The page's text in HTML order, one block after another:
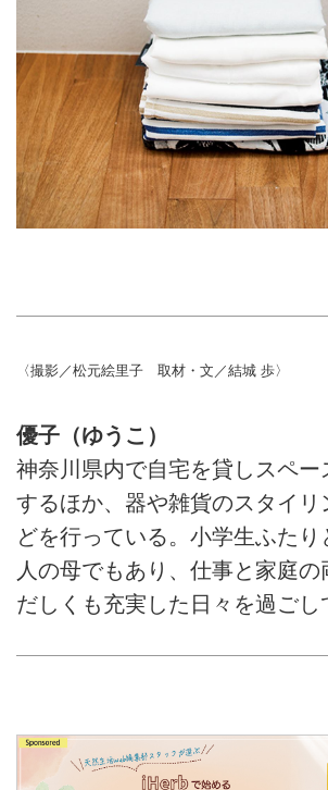
〈撮影／松元絵里子 取材・文／結城 歩〉
優子（ゆうこ）
神奈川県内で自宅を貸しスペー
するほか、器や雑貨のスタイリ
どを行っている。小学生ふた
人の母でもあり、仕事と家庭の
だしくも充実した日々を過ごし